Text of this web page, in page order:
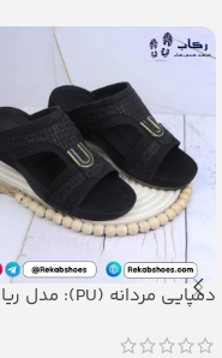
دمپایی مردانه (PU): مدل ریاض